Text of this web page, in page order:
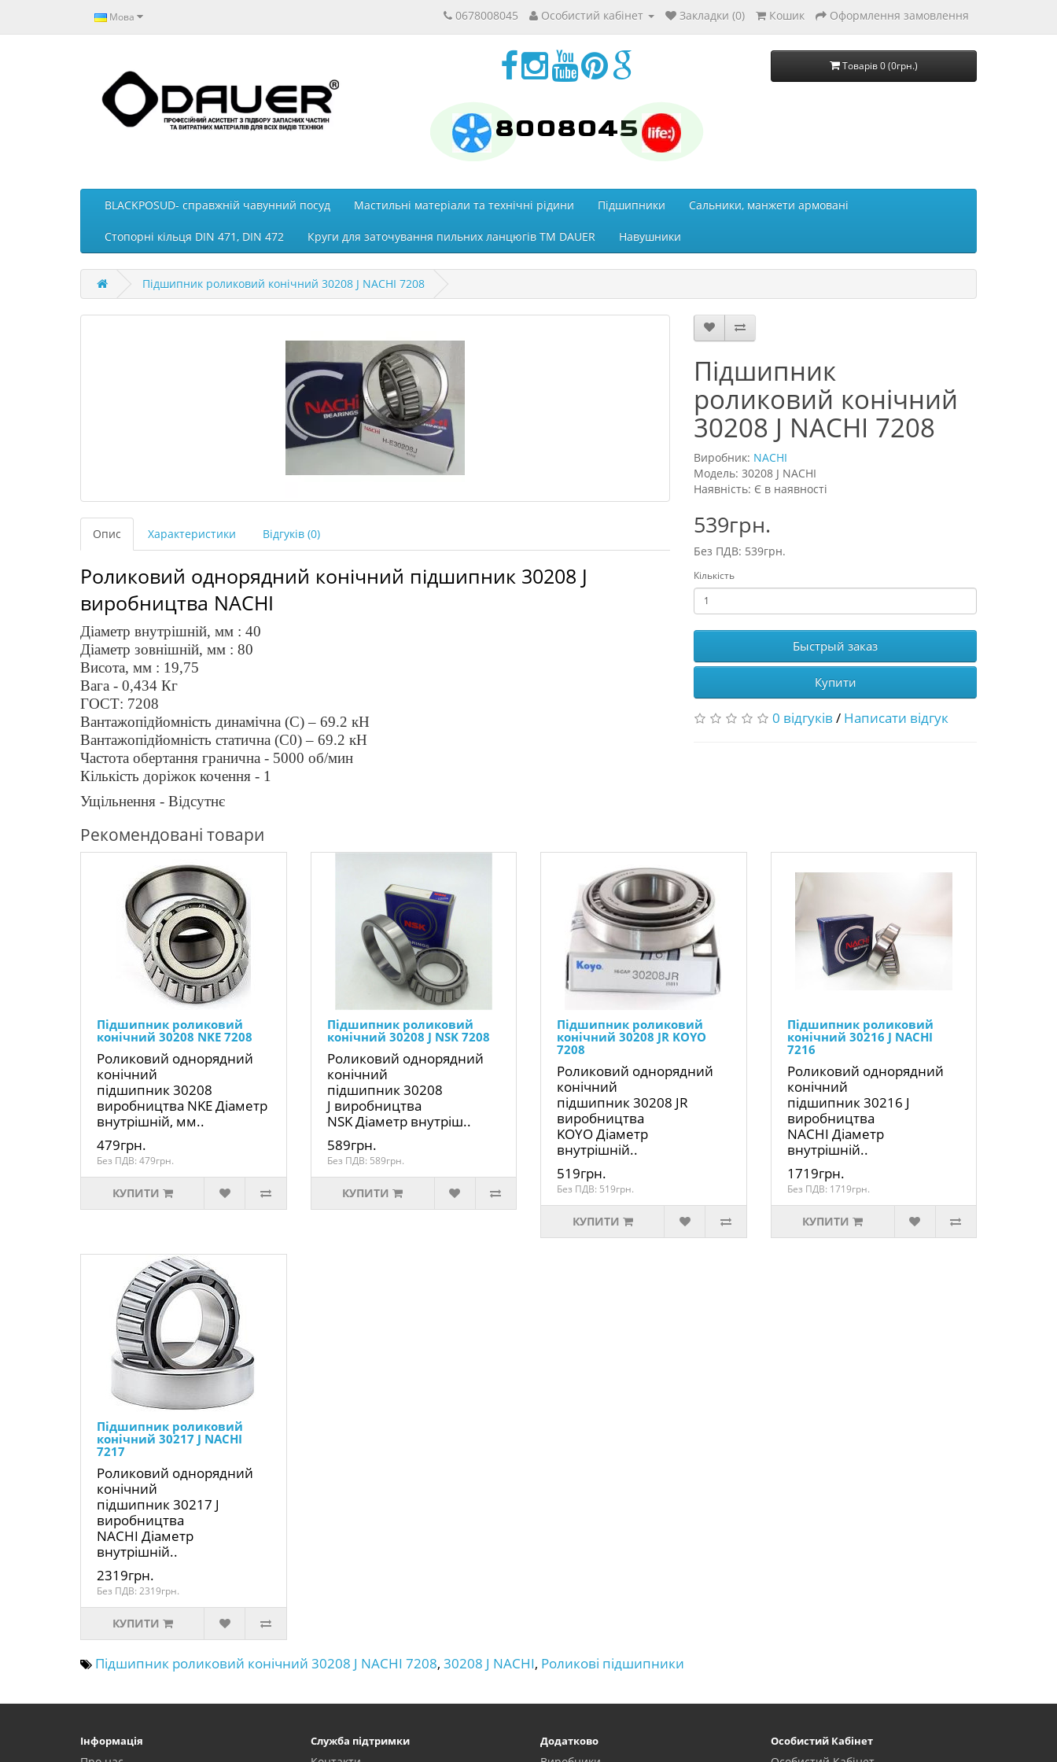
Мова 0678008045 Особистий кабінет Закладки (0) Кошик Оформлення замовлення
8008045
Товарів 0 (0грн.)
BLACKPOSUD- справжній чавунний посуд Мастильні матеріали та технічні рідини Підшипники Сальники, манжети армовані
Стопорні кільця DIN 471, DIN 472 Круги для заточування пильних ланцюгів ТМ DAUER Навушники
Підшипник роликовий конічний 30208 J NACHI 7208
Опис Характеристики Відгуків (0)
Роликовий однорядний конічний підшипник 30208 J
виробництва NACHI
Діаметр внутрішній, мм : 40
Діаметр зовнішній, мм : 80
Висота, мм : 19,75
Вага - 0,434 Кг
ГОСТ: 7208
Вантажопідйомність динамічна (C) – 69.2 кН
Вантажопідйомність статична (C0) – 69.2 кН
Частота обертання гранична - 5000 об/мин
Кількість доріжок кочення - 1
Ущільнення - Відсутнє
Підшипник
роликовий конічний
30208 J NACHI 7208
Виробник: NACHI
Модель: 30208 J NACHI
Наявність: Є в наявності
539грн.
Без ПДВ: 539грн.
Кількість
Быстрый заказ
Купити
0 відгуків / Написати відгук
Рекомендовані товари
Підшипник роликовий
конічний 30208 NKE 7208
Роликовий однорядний
конічний
підшипник 30208
виробництва NKE Діаметр
внутрішній, мм..
479грн.
Без ПДВ: 479грн.
КУПИТИ
Підшипник роликовий
конічний 30208 J NSK 7208
Роликовий однорядний
конічний
підшипник 30208
J виробництва
NSK Діаметр внутріш..
589грн.
Без ПДВ: 589грн.
КУПИТИ
Підшипник роликовий
конічний 30208 JR KOYO
7208
Роликовий однорядний
конічний
підшипник 30208 JR
виробництва
KOYO Діаметр
внутрішній..
519грн.
Без ПДВ: 519грн.
КУПИТИ
Підшипник роликовий
конічний 30216 J NACHI
7216
Роликовий однорядний
конічний
підшипник 30216 J
виробництва
NACHI Діаметр
внутрішній..
1719грн.
Без ПДВ: 1719грн.
КУПИТИ
Підшипник роликовий
конічний 30217 J NACHI
7217
Роликовий однорядний
конічний
підшипник 30217 J
виробництва
NACHI Діаметр
внутрішній..
2319грн.
Без ПДВ: 2319грн.
КУПИТИ
Підшипник роликовий конічний 30208 J NACHI 7208, 30208 J NACHI, Роликові підшипники
Інформація Служба підтримки Додатково Особистий Кабінет